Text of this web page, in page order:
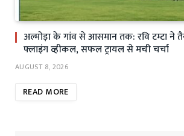
अल्मोड़ा के गांव से आसमान तक: रवि टम्टा ने
फ्लाइंग व्हीकल, सफल ट्रायल से मची चर्चा
AUGUST 8, 2026
READ MORE